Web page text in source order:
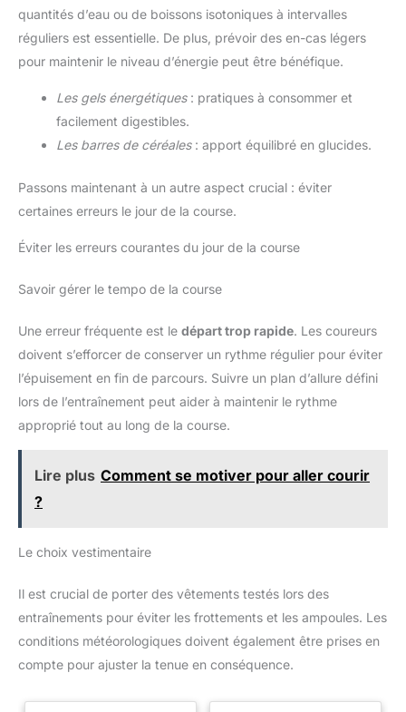
quantités d’eau ou de boissons isotoniques à intervalles
réguliers est essentielle. De plus, prévoir des en-cas légers
pour maintenir le niveau d’énergie peut être bénéfique.
Les gels énergétiques: pratiques à consommer et
facilement digestibles.
Les barres de céréales: apport équilibré en glucides.
Passons maintenant à un autre aspect crucial : éviter
certaines erreurs le jour de la course.
Éviter les erreurs courantes du jour de la course
Savoir gérer le tempo de la course
Une erreur fréquente est le départ trop rapide. Les coureurs
doivent s’efforcer de conserver un rythme régulier pour éviter
l’épuisement en fin de parcours. Suivre un plan d’allure défini
lors de l’entraînement peut aider à maintenir le rythme
approprié tout au long de la course.
Lire plus Comment se motiver pour aller courir
?
Le choix vestimentaire
Il est crucial de porter des vêtements testés lors des
entraînements pour éviter les frottements et les ampoules. Les
conditions météorologiques doivent également être prises en
compte pour ajuster la tenue en conséquence.